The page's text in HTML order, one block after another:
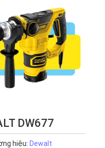
DW677
hiệu:Dewalt